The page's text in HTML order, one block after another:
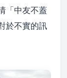
「中友不蓋
於不實的訊